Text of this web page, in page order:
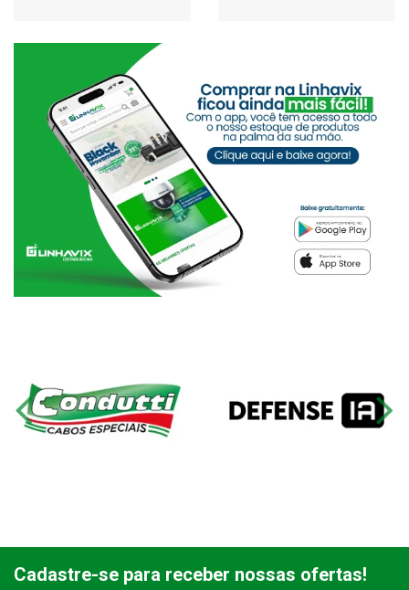
Cadastre-se para receber nossas ofertas!